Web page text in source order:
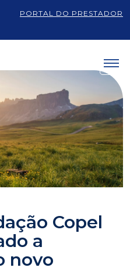
PORTAL DO PRESTADOR
Copel
a
novo